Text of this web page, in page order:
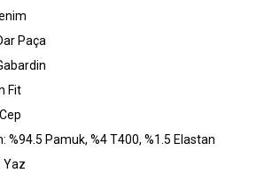
Paça
Fit
%94.5 Pamuk, %4 T400, %1.5 Elastan
Yaz